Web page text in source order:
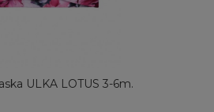
ULKA LOTUS 3-6m.